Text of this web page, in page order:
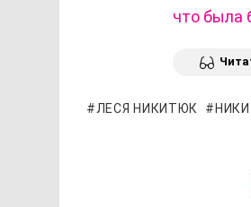
что была
ЛЕСЯ НИКИТЮК